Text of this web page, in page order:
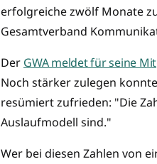
erfolgreiche zwölf Monate
Gesamtverband
Der GWA meldet für seine
Noch stärker zulegen
resümiert zufrieden: "Die
Auslaufmodell sind."
Wer bei diesen Zahlen von